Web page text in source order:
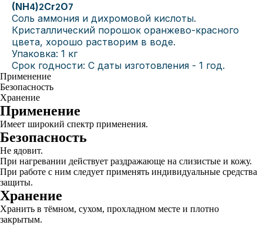
(NH4)2Cr2O7
Соль аммония и дихромовой кислоты.
Кристаллический порошок оранжево-красного
цвета, хорошо растворим в воде.
Упаковка: 1 кг
Срок годности: С даты изготовления - 1 год.
Применение
Безопасность
Хранение
Применение
Имеет широкий спектр применения.
Безопасность
Не ядовит.
При нагревании действует раздражающе на слизистые и кожу.
При работе с ним следует применять индивидуальные средства
защиты.
Хранение
Хранить в тёмном, сухом, прохладном месте и плотно
закрытым.